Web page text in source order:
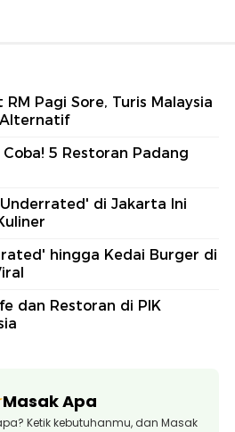
Pagi Sore, Turis Malaysia
5 Restoran Padang
di Jakarta Ini
hingga Kedai Burger di
dan Restoran di PIK
Masak Apa
Ketik kebutuhanmu, dan Masak